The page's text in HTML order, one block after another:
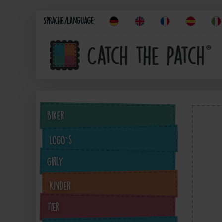
Sprache/Language:
Biker
Logo`s
Girly
Kinder
Tier